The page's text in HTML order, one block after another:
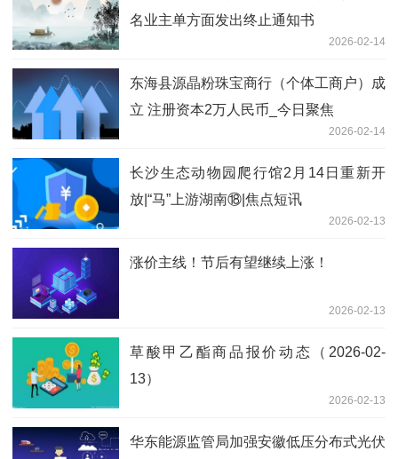
名业主单方面发出终止通知书
2026-02-14
东海县源晶粉珠宝商行（个体工商户）成
立 注册资本2万人民币_今日聚焦
2026-02-14
长沙生态动物园爬行馆2月14日重新开
放|“马”上游湖南⑱|焦点短讯
2026-02-13
涨价主线！节后有望继续上涨！
2026-02-13
草酸甲乙酯商品报价动态（2026-02-
13）
2026-02-13
华东能源监管局加强安徽低压分布式光伏